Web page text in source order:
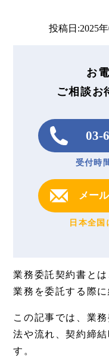
投稿日:2025
お
ご相談お
03-
受付時
メー
日本全国
業務委託契約書と
業務を委託する際
この記事では、業
法や流れ、契約締
す。